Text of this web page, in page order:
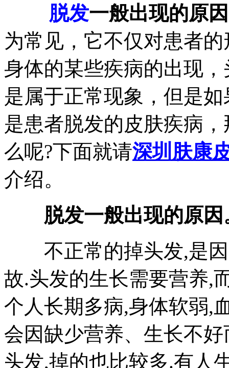
脱发一般出现的原
为常见，它不仅对患者
身体的某些疾病的出现
是属于正常现象，但是
是患者脱发的皮肤疾病
么呢?下面就请深圳肤康
介绍。
脱发一般出现的原因
不正常的掉头发,是因
故.头发的生长需要营养,
个人长期多病,身体软弱,
会因缺少营养、生长不
头发,掉的也比较多.有人